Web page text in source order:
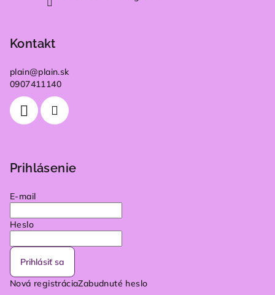
Kontakt
plain@plain.sk
0907411140
Prihlásenie
E-mail
Heslo
Prihlásiť sa
Nová registráciaZabudnuté heslo